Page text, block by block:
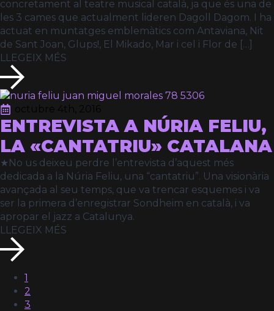
concretament al teatre musical català, ja que és una de
les 3 cames que actualment lideren Dagoll Dagom. I ha
actuat en muntatges emblemàtics com Antaviana, Nit
de Sant Joan, Glups!, El Mikado, Mar i cel i Flor de […]
LLEGEIX MÉS
ENTREVISTA A NÚRIA FELIU,
LA «CANTATRIU» CATALANA
★No us deixeu perdre l’entrevista d’aquest més
dedicada a la Núria Feliu, una “cantatriu”. Una visionària
avançada al seu temps, que va trencar esquemes i va
ser la primera d’enregistrar Sondheim en català, i va
apropar el jazz a Catalunya.
LLEGEIX MÉS
1
2
3